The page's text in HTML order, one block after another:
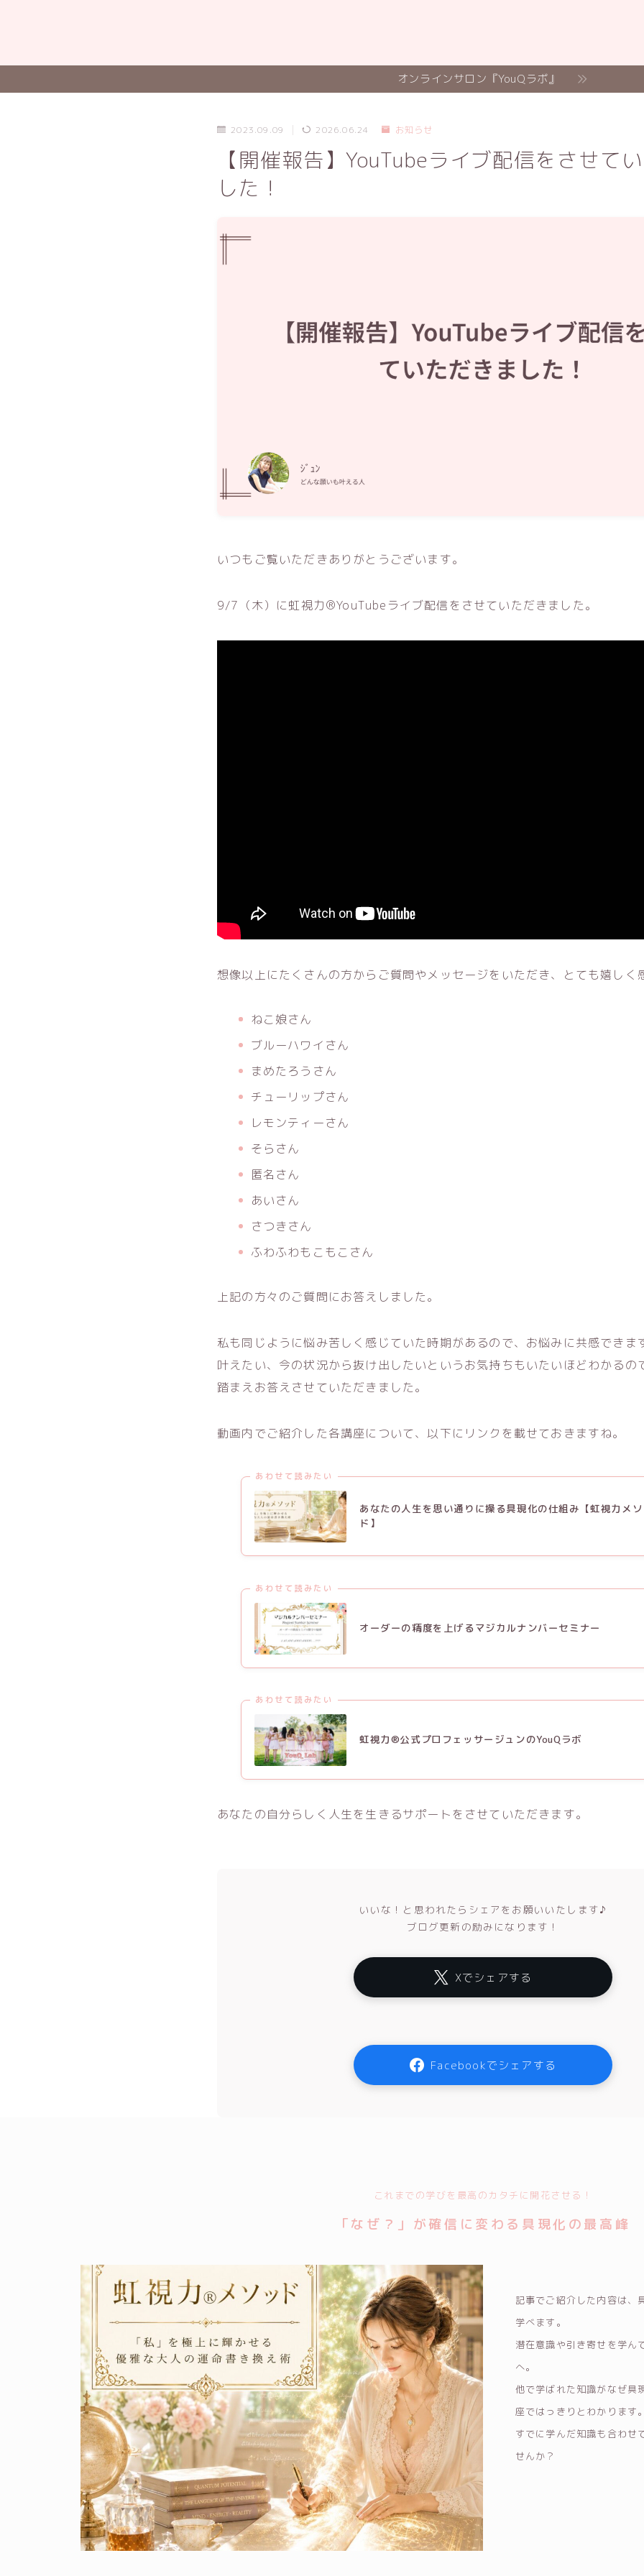
オンラインサロン『YouQラボ』
2023.09.09 2026.06.24 お知らせ
【開催報告】YouTubeライブ配信をさせて
した！
いつもご覧いただきありがとうございます。
9/7（木）に虹視力®YouTubeライブ配信をさせていただきました。
想像以上にたくさんの方からご質問やメッセージをいただき、とても嬉しく
ねこ娘さん
ブルーハワイさん
まめたろうさん
チューリップさん
レモンティーさん
そらさん
匿名さん
あいさん
さつきさん
ふわふわもこもこさん
上記の方々のご質問にお答えしました。
私も同じように悩み苦しく感じていた時期があるので、お悩みに共感できま
叶えたい、今の状況から抜け出したいというお気持ちもいたいほどわかるの
踏まえお答えさせていただきました。
動画内でご紹介した各講座について、以下にリンクを載せておきますね。
あわせて読みたい
あなたの人生を思い通りに操る具現化の仕組み【虹視力メソ
ド】
あわせて読みたい
オーダーの精度を上げるマジカルナンバーセミナー
あわせて読みたい
虹視力®公式プロフェッサージュンのYouQラボ
あなたの自分らしく人生を生きるサポートをさせていただきます。
いいな！と思われたらシェアをお願いいたします♪
ブログ更新の励みになります！
Xでシェアする
Facebookでシェアする
これまでの学びを最高のカタチに開花させる！
「なぜ？」が確信に変わる具現化の最高峰
記事でご紹介した内容は、
学べます。
潜在意識や引き寄せを学ん
へ。
他で学ばれた知識がなぜ具
座ではっきりとわかります。
すでに学んだ知識も合わせ
せんか？